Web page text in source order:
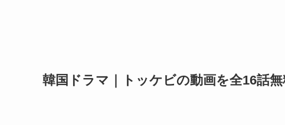
韓国ドラマ｜トッケビの動画を全16話